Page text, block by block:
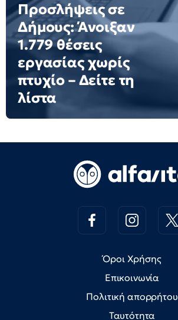
Προσλήψεις σε
Δήμους: Άνοιξαν
1.779 θέσεις
εργασίας χωρίς
πτυχίο – Δείτε τη
λίστα
Όροι Χρήσης
Επικοινωνία
Πολιτική απορρήτου
Ταυτότητα